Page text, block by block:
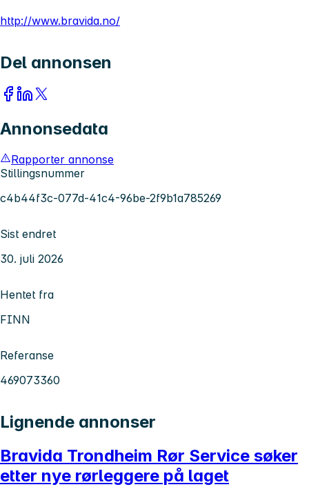
http://www.bravida.no/
Del annonsen
Annonsedata
Rapporter annonse
Stillingsnummer
c4b44f3c-077d-41c4-96be-2f9b1a785269
Sist endret
30. juli 2026
Hentet fra
FINN
Referanse
469073360
Lignende annonser
Bravida Trondheim Rør Service søker
etter nye rørleggere på laget